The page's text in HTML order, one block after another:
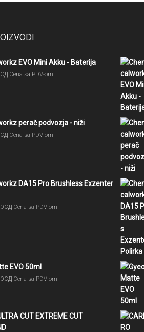
EVO Mini Akku - Baterija
Cena sa PDV-om
perač podvozja - niži
Cena sa PDV-om
DA15 Pro Brushless Exzenter
рсд Cena sa PDV-om
EVO 50ml
рсд Cena sa PDV-om
CUT EXTREME CUT